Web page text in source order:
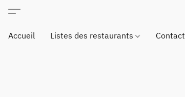
Accueil Listes des restaurants Contact